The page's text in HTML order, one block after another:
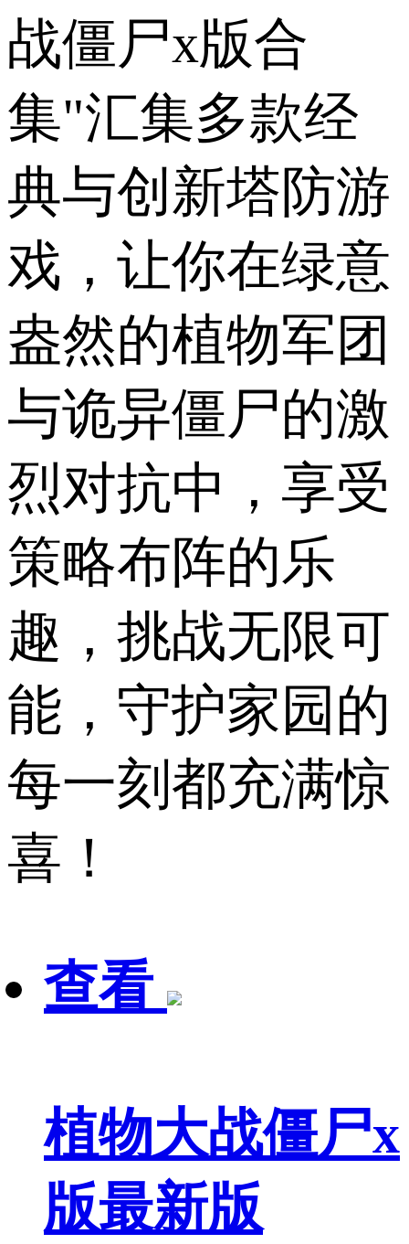
战僵尸x版合
集"汇集多款经
典与创新塔防游
戏，让你在绿意
盎然的植物军团
与诡异僵尸的激
烈对抗中，享受
策略布阵的乐
趣，挑战无限可
能，守护家园的
每一刻都充满惊
喜！
查看
植物大战僵尸x
版最新版